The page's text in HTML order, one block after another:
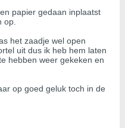
papier gedaan inplaatst
op.
het zaadje wel open
uit dus ik heb hem laten
hebben weer gekeken en
op goed geluk toch in de